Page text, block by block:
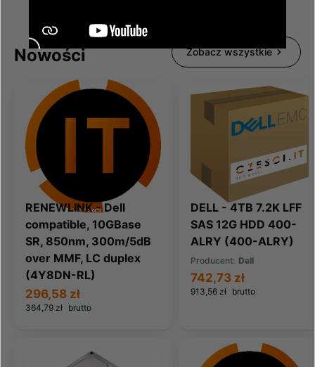
Nowości Zobacz wszystkie
RENEWLINK - Dell
compatible, 10GBase
SR, 850nm, 300m/5dB
over MMF, LC duplex
(4Y8DN-RL)
364,79 zł brutto
296,58 zł
DELL - 4TB 7.2K LFF
SAS 12G HDD 400-
ALRY (400-ALRY)
Producent: Dell
913,56 zł brutto
742,73 zł